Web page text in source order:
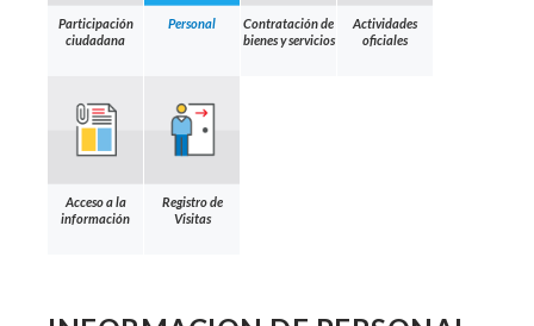
Participación
ciudadana
Personal
Contratación de
bienes y servicios
Actividades
oficiales
Acceso a la
información
Registro de
Visitas